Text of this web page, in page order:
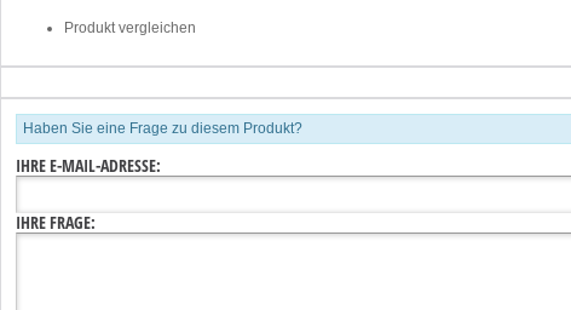
Produkt vergleichen
Haben Sie eine Frage zu diesem Produkt?
IHRE E-MAIL-ADRESSE:
IHRE FRAGE: